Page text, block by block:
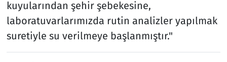
kuyularından şehir şebekesine,
laboratuvarlarımızda rutin analizler yapılmak
suretiyle su verilmeye başlanmıştır."